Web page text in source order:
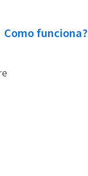
Como funciona?